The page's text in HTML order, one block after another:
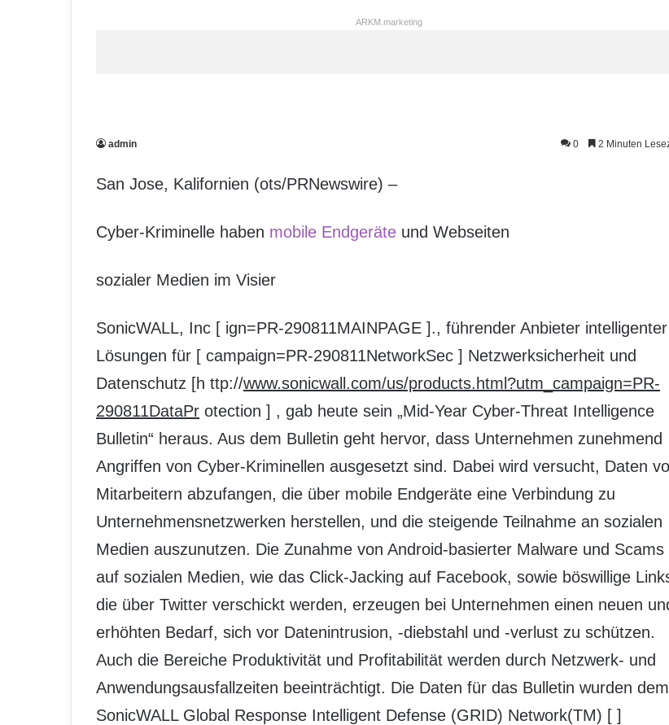
ARKM.marketing
admin 0 2 Minuten
San Jose, Kalifornien (ots/PRNewswire) –
Cyber-Kriminelle haben mobile Endgeräte und Webseiten
sozialer Medien im Visier
SonicWALL, Inc [ ign=PR-290811MAINPAGE ]., führender Anbieter intelligenter
Lösungen für [ campaign=PR-290811NetworkSec ] Netzwerksicherheit und
Datenschutz [h ttp://www.sonicwall.com/us/products.html?utm_campaign=PR-
290811DataPr otection ] , gab heute sein „Mid-Year Cyber-Threat Intelligence
Bulletin“ heraus. Aus dem Bulletin geht hervor, dass Unternehmen zunehmend
Angriffen von Cyber-Kriminellen ausgesetzt sind. Dabei wird versucht, Daten
Mitarbeitern abzufangen, die über mobile Endgeräte eine Verbindung zu
Unternehmensnetzwerken herstellen, und die steigende Teilnahme an sozialen
Medien auszunutzen. Die Zunahme von Android-basierter Malware und Scams
auf sozialen Medien, wie das Click-Jacking auf Facebook, sowie böswillige
die über Twitter verschickt werden, erzeugen bei Unternehmen einen neuen
erhöhten Bedarf, sich vor Datenintrusion, -diebstahl und -verlust zu schützen.
Auch die Bereiche Produktivität und Profitabilität werden durch Netzwerk- und
Anwendungsausfallzeiten beeinträchtigt. Die Daten für das Bulletin wurden dem
SonicWALL Global Response Intelligent Defense (GRID) Network(TM) [ ]